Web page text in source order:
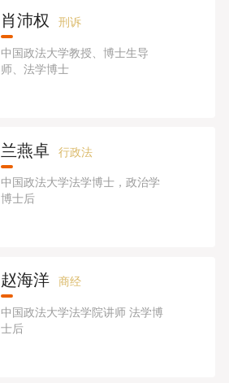
肖沛权 刑诉
中国政法大学教授、博士生导
师、法学博士
兰燕卓 行政法
中国政法大学法学博士，政治学
博士后
赵海洋 商经
中国政法大学法学院讲师 法学博
士后